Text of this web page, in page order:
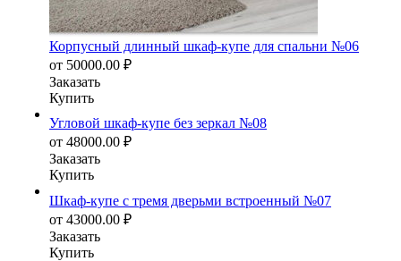
Корпусный длинный шкаф-купе для спальни №06
от 50000.00 ₽
Заказать
Купить
Угловой шкаф-купе без зеркал №08
от 48000.00 ₽
Заказать
Купить
Шкаф-купе с тремя дверьми встроенный №07
от 43000.00 ₽
Заказать
Купить